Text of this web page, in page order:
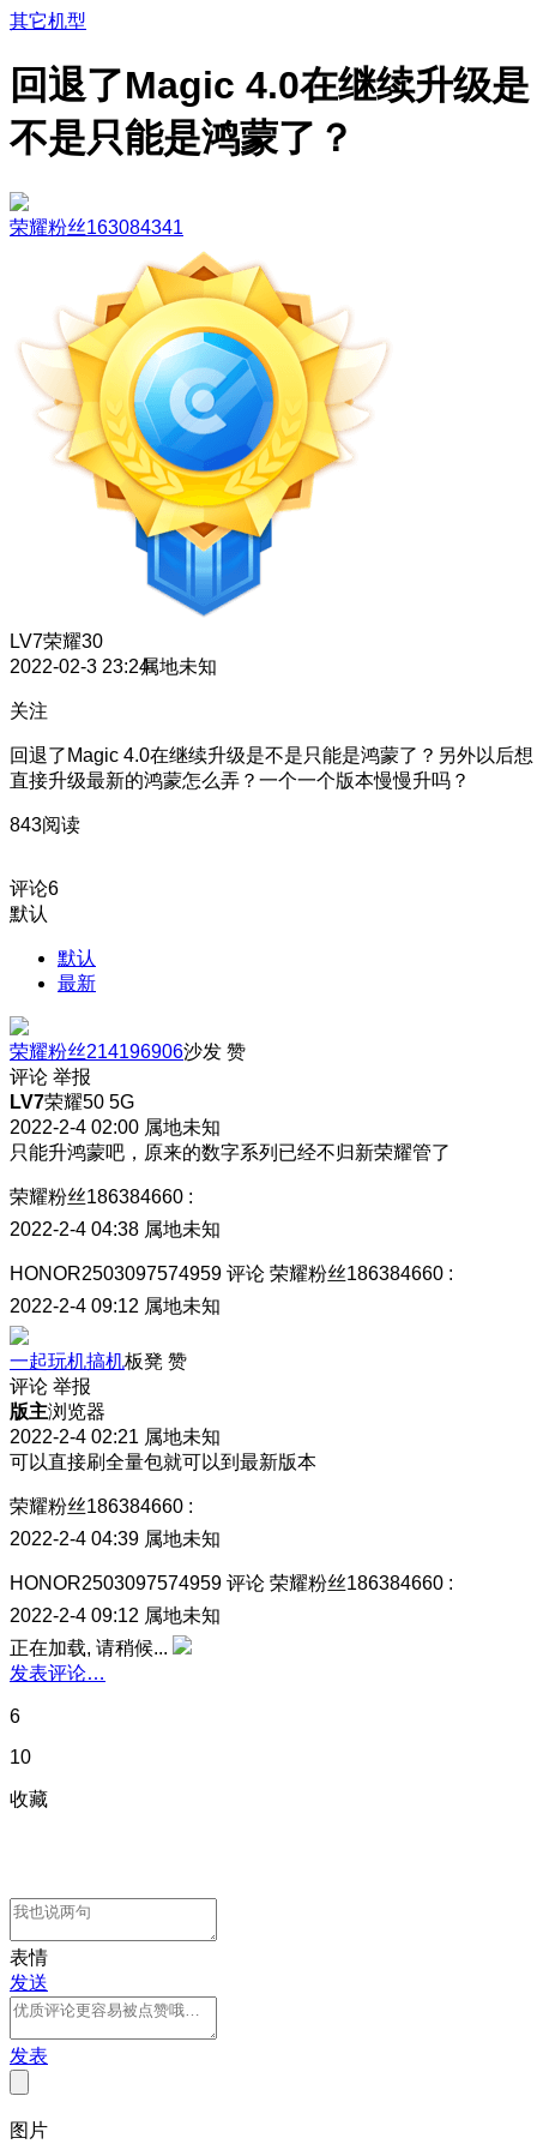
其它机型
回退了Magic 4.0在继续升级是
不是只能是鸿蒙了？
荣耀粉丝163084341
LV7荣耀30
2022-02-3 23:24属地未知
关注
回退了Magic 4.0在继续升级是不是只能是鸿蒙了？另外以后想
直接升级最新的鸿蒙怎么弄？一个一个版本慢慢升吗？
843阅读
评论6
默认
默认
最新
荣耀粉丝214196906沙发 赞
评论 举报
LV7荣耀50 5G
2022-2-4 02:00 属地未知
只能升鸿蒙吧，原来的数字系列已经不归新荣耀管了
荣耀粉丝186384660 :
2022-2-4 04:38 属地未知
HONOR2503097574959 评论 荣耀粉丝186384660 :
2022-2-4 09:12 属地未知
一起玩机搞机板凳 赞
评论 举报
版主浏览器
2022-2-4 02:21 属地未知
可以直接刷全量包就可以到最新版本
荣耀粉丝186384660 :
2022-2-4 04:39 属地未知
HONOR2503097574959 评论 荣耀粉丝186384660 :
2022-2-4 09:12 属地未知
正在加载, 请稍候...
发表评论…
6
10
收藏
表情
发送
发表
图片